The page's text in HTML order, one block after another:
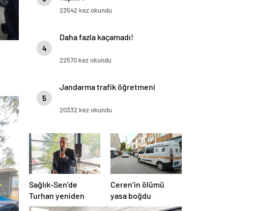
23542 kez okundu
4
Daha fazla kaçamadı!
22570 kez okundu
5
Jandarma trafik öğretmeni
20332 kez okundu
Sağlık-Sen’de
Turhan yeniden
Ceren’in ölümü
yasa boğdu